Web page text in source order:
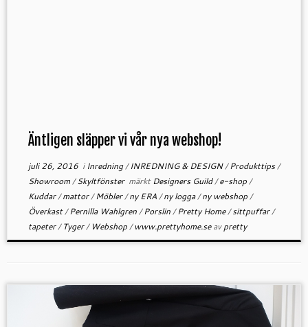
Äntligen släpper vi vår nya webshop!
juli 26, 2016i Inredning/INREDNING & DESIGN/Produkttips/
Showroom/Skyltfönster märktDesigners Guild/e-shop/
Kuddar/mattor/Möbler/ny ERA/ny logga/ny webshop/
Överkast/Pernilla Wahlgren/Porslin/Pretty Home/sittpuffar/
tapeter/Tyger/ Webshop/www.prettyhome.seavpretty